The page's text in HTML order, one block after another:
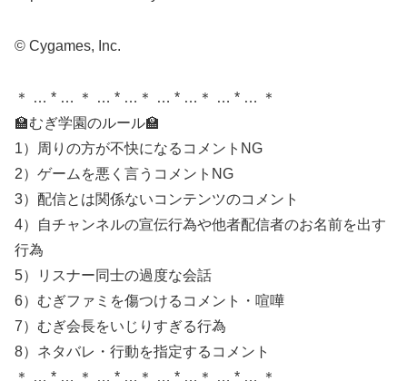
© Cygames, Inc.
＊ … * … ＊ … * …＊ … * …＊ … * … ＊
🏫むぎ学園のルール🏫
1）周りの方が不快になるコメントNG
2）ゲームを悪く言うコメントNG
3）配信とは関係ないコンテンツのコメント
4）自チャンネルの宣伝行為や他者配信者のお名前を出す
行為
5）リスナー同士の過度な会話
6）むぎファミを傷つけるコメント・喧嘩
7）むぎ会長をいじりすぎる行為
8）ネタバレ・行動を指定するコメント
＊ … * … ＊ … * …＊ … * …＊ … * … ＊